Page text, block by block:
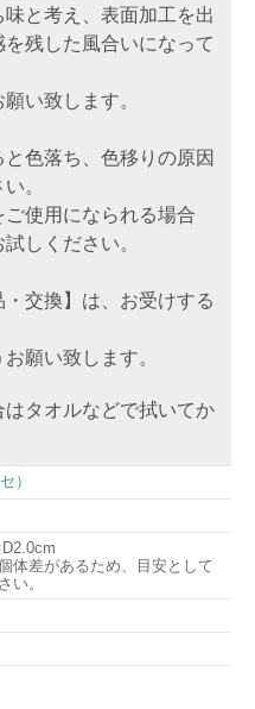
と考え、表面加工を出
残した風合いになって
い致します。
色落ち、色移りの原因
。
使用になられる場合
しください。
・交換】は、お受けする
願い致します。
タオルなどで拭いてか
）
体差があるため、目安として
い。